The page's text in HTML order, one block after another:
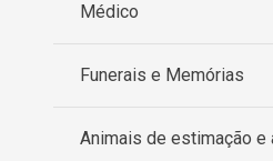
Médico
Funerais e Memórias
Animais de estimação e